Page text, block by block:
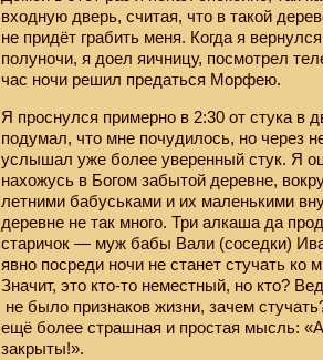
входную дверь, считая, что в такой
не придёт грабить меня. Когда я
полуночи, я доел яичницу, посмотрел
час ночи решил предаться Морфею.
Я проснулся примерно в 2:30 от стука в
подумал, что мне почудилось, но через
услышал уже более уверенный стук. Я
нахожусь в Богом забытой деревне,
летними бабуськами и их маленькими
деревне не так много. Три алкаша да
старичок — муж бабы Вали (соседки)
явно посреди ночи не станет стучать ко
Значит, это кто-то неместный, но кто?
не было признаков жизни, зачем
ещё более страшная и простая мысль:
закрыты!».